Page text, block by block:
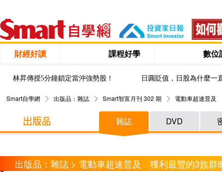
財經好讀 課程好學 數位
林昇傳授5分鐘鎖定當沖強勢股！ 日圓貶值，日股為什麼一
Smart自學網 出版品：雜誌 Smart智富月刊 302 期 電動車超速普及
雜誌 DVD
出版品：雜誌 > 電動車超速普及 獲利最豐的3族群